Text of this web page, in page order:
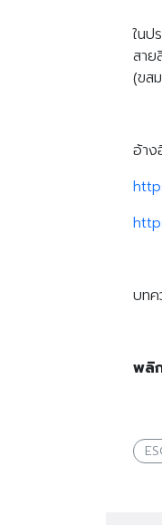
ในป
สาย
(ขส
อ้าง
บทค
พลิ